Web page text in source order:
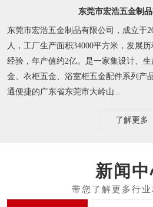
东莞市宏浩五金制
东莞市宏浩五金制品有限公司，成立于
人，工厂生产面积34000平方米，发展
经验，年产值约2亿。是一家集设计、
金、衣柜五金、浴室柜五金配件系列产
通便捷的广东省东莞市大岭山...
了解更多
新闻